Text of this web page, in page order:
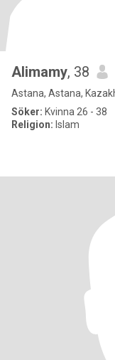
Alimamy, 38
Astana, Astana,
Söker: Kvinna 26 - 38
Religion: Islam